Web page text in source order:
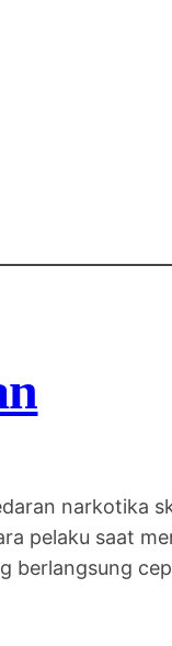
narkotika
pelaku saat
berlangsung